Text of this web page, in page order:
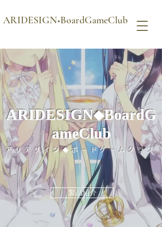
ARIDESIGN◆BoardGameClub
製品紹介
ARIDESIGN◆BoardG
ameClub
アリデザイン◆ボードゲームクラブ